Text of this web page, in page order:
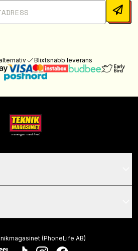
Blixtsnabb leverans
(PhoneLife AB)